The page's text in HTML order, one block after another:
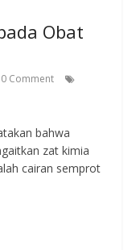
Obat
0 Comment
bahwa
zat kimia
cairan semprot